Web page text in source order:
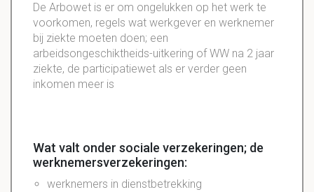
De Arbowet is er om ongelukken op het werk te
voorkomen, regels wat werkgever en werknemer
bij ziekte moeten doen; een
arbeidsongeschiktheids-uitkering of WW na 2 jaar
ziekte, de participatiewet als er verder geen
inkomen meer is
Wat valt onder sociale verzekeringen; de
werknemersverzekeringen:
werknemers in dienstbetrekking